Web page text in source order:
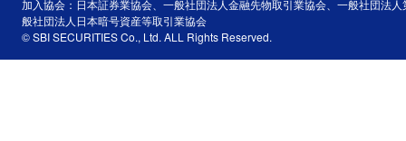
加入協会：日本証券業協会、一般社団法人金融先物取引業協会、一般社団法
般社団法人日本暗号資産等取引業協会
© SBI SECURITIES Co., Ltd. ALL Rights Reserved.